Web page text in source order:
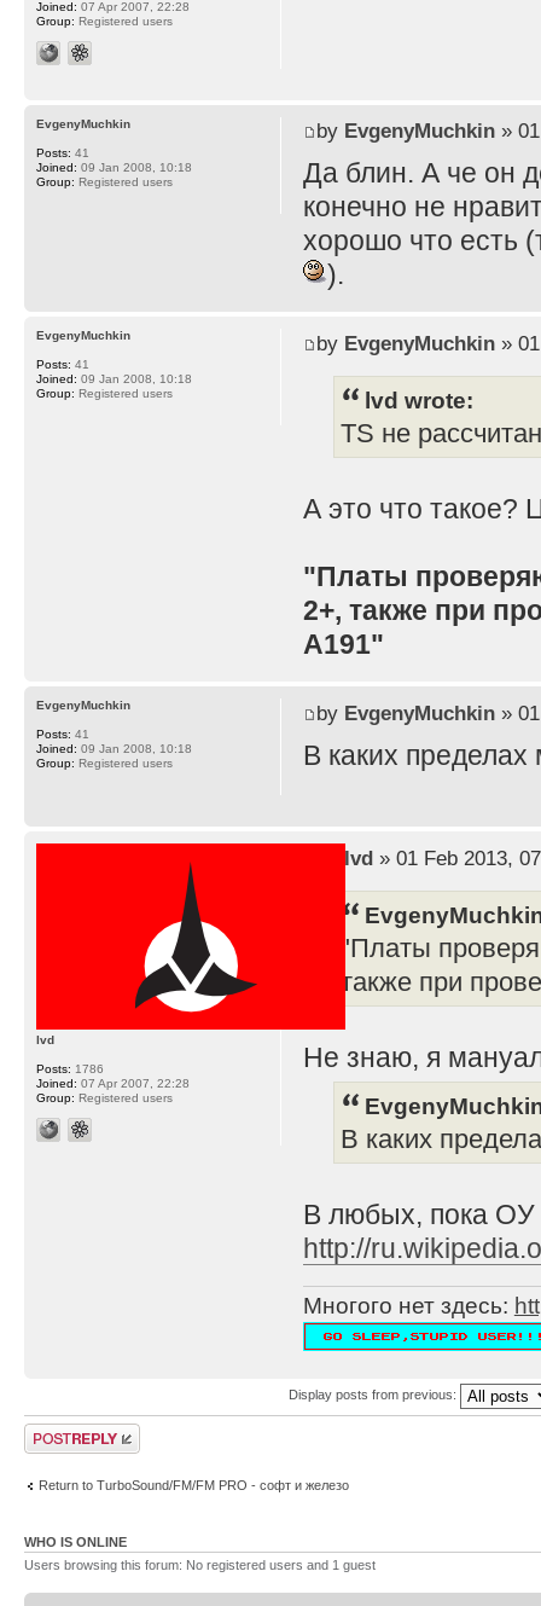
Joined: 07 Apr 2007, 22:28
Group: Registered users
by EvgenyMuchkin» 01
Да блин. А че он
конечно не
хорошо что есть
).
EvgenyMuchkin
Posts: 41
Joined: 09 Jan 2008, 10:18
Group: Registered users
by EvgenyMuchkin» 01
lvd wrote:
TS не
А это что такое?
"Платы
2+, также при
A191"
EvgenyMuchkin
Posts: 41
Joined: 09 Jan 2008, 10:18
Group: Registered users
by EvgenyMuchkin» 01
В каких
EvgenyMuchkin
Posts: 41
Joined: 09 Jan 2008, 10:18
Group: Registered users
lvd» 01 Feb 2013,
"Платы
также при
Не знаю, я
В каких
В любых, пока ОУ
http://
Многого нет здесь:
lvd
Posts: 1786
Joined: 07 Apr 2007, 22:28
Group: Registered users
Display posts from previous:
Post a reply
Return to TurboSound/FM/FM PRO - софт и железо
WHO IS ONLINE
Users browsing this forum: No registered users and 1 guest